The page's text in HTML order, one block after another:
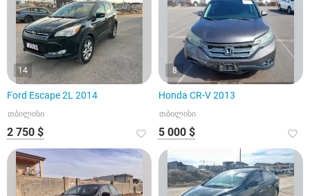
14
Ford Escape 2L 2014
თბილისი
2 750 $
8
Honda CR-V 2013
თბილისი
5 000 $